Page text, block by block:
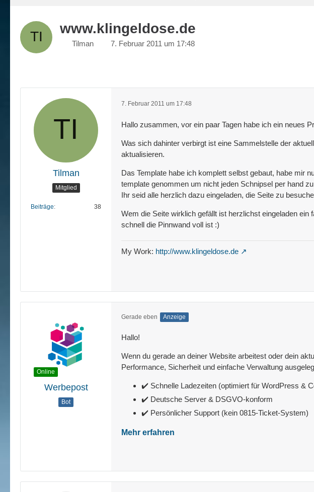
www.klingeldose.de
Tilman 7. Februar 2011 um 17:48
Tilman
Mitglied
Beiträge 38
7. Februar 2011 um 17:48
Hallo zusammen, vor ein paar Tagen habe ich ein neues
Was sich dahinter verbirgt ist eine Sammelstelle der
aktualisieren.
Das Template habe ich komplett selbst gebaut, habe mir
template genommen um nicht jeden Schnipsel per hand
Ihr seid alle herzlich dazu eingeladen, die Seite zu
Wem die Seite wirklich gefällt ist herzlichst eingeladen
schnell die Pinnwand voll ist :)
My Work: http://www.klingeldose.de
Online
Werbepost
Bot
Gerade eben Anzeige
Hallo!
Wenn du gerade an deiner Website arbeitest oder dein
Performance, Sicherheit und einfache Verwaltung
✔️ Schnelle Ladezeiten (optimiert für WordPress &
✔️ Deutsche Server & DSGVO-konform
✔️ Persönlicher Support (kein 0815-Ticket-System)
Mehr erfahren